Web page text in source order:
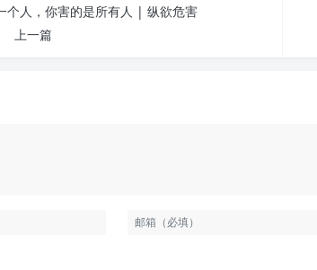
个人，你害的是所有人 | 纵欲危害
上一篇